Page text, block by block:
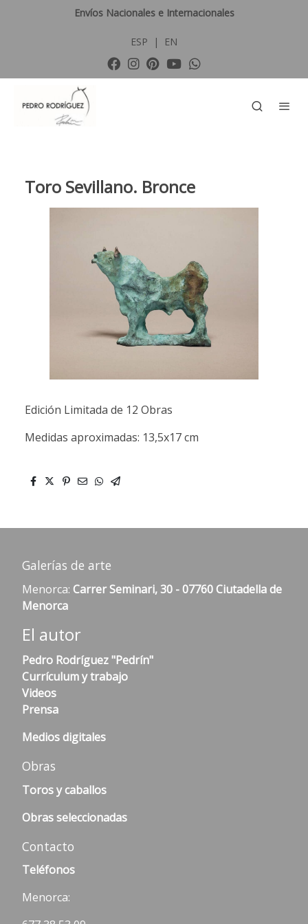
Envíos Nacionales e Internacionales
ESP | EN
Toro Sevillano. Bronce
Edición Limitada de 12 Obras
Medidas aproximadas: 13,5x17 cm
Galerías de arte
Menorca: Carrer Seminari, 30 - 07760 Ciutadella de
Menorca
El autor
Pedro Rodríguez "Pedrín"
Currículum y trabajo
Videos
Prensa
Medios digitales
Obras
Toros y caballos
Obras seleccionadas
Contacto
Teléfonos
Menorca: